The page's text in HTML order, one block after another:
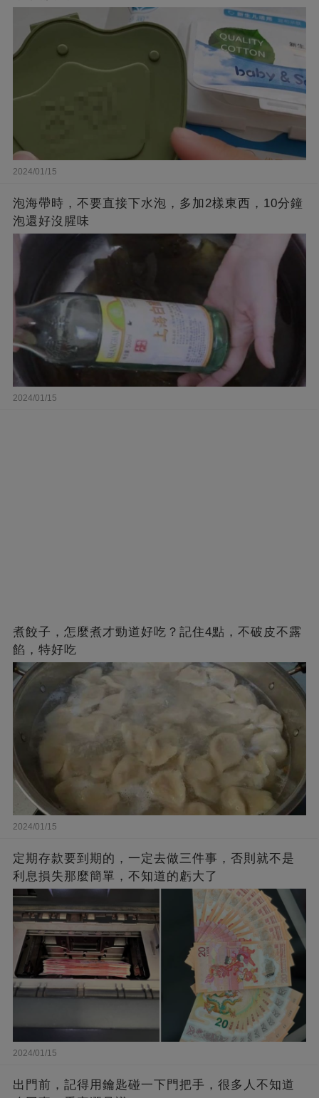
2024/01/15
泡海帶時，不要直接下水泡，多加2樣東西，10分鐘
泡還好沒腥味
2024/01/15
煮餃子，怎麼煮才勁道好吃？記住4點，不破皮不露
餡，特好吃
2024/01/15
定期存款要到期的，一定去做三件事，否則就不是
利息損失那麼簡單，不知道的虧大了
2024/01/15
出門前，記得用鑰匙碰一下門把手，很多人不知道